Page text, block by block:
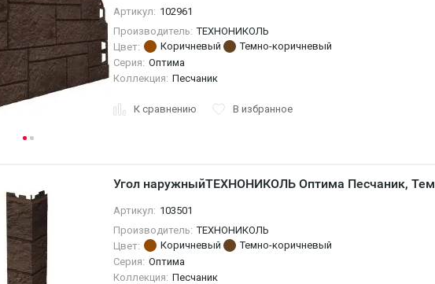
Артикул: 102961
Производитель: ТЕХНОНИКОЛЬ
Цвет:
Коричневый
Темно-коричневый
Серия: Оптима
Коллекция: Песчаник
К сравнению В избранное
Угол наружныйТЕХНОНИКОЛЬ Оптима Песчаник,
Артикул: 103501
Производитель: ТЕХНОНИКОЛЬ
Цвет:
Коричневый
Темно-коричневый
Серия: Оптима
Коллекция: Песчаник